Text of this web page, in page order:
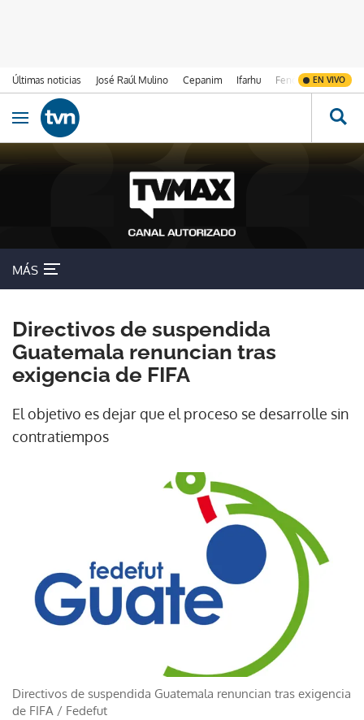
Últimas noticias José Raúl Mulino Cepanim Ifarhu Fenómeno de El
EN VIVO
Ir al contenido
Obrir navegació
MÁS
Directivos de suspendida
Guatemala renuncian tras
exigencia de FIFA
El objetivo es dejar que el proceso se desarrolle sin
contratiempos
Directivos de suspendida Guatemala renuncian tras exigencia
de FIFA / Fedefut